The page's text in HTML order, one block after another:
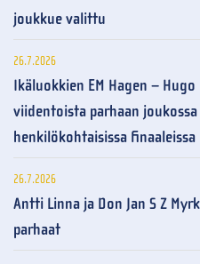
joukkue valittu
26.7.2026
Ikäluokkien EM Hagen –
viidentoista parhaan
henkilökohtaisissa finaaleissa
26.7.2026
Antti Linna ja Don Jan S Z
parhaat